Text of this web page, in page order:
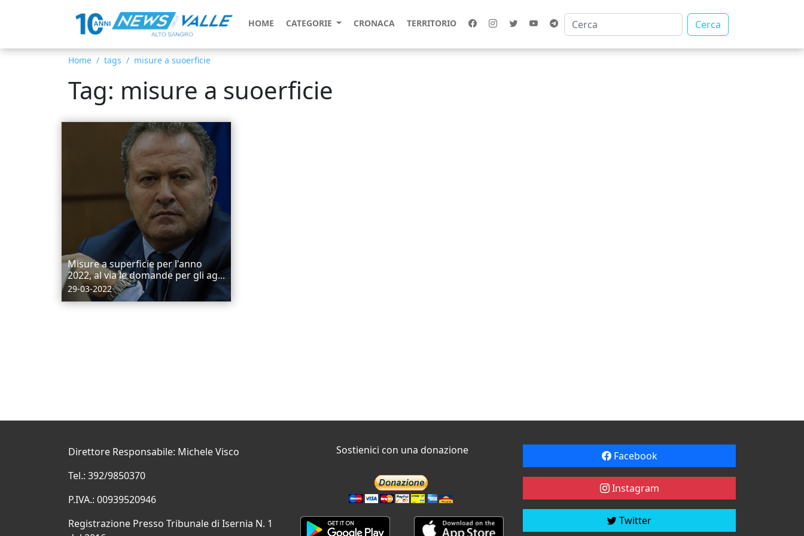
HOME CATEGORIE CRONACA TERRITORIO Cerca
Home tags misure a suoerficie
Tag: misure a suoerficie
Misure a superficie per l'anno
2022, al via le domande per gli ag...
29-03-2022
Direttore Responsabile: Michele Visco
Tel.: 392/9850370
P.IVA.: 00939520946
Registrazione Presso Tribunale di Isernia N. 1
Sostienici con una donazione Facebook
Instagram
Twitter